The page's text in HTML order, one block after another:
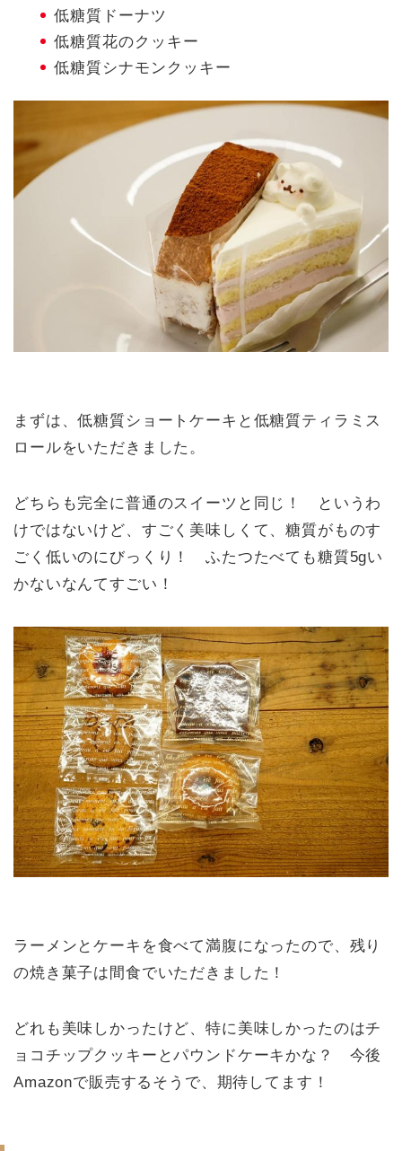
低糖質ドーナツ
低糖質花のクッキー
低糖質シナモンクッキー
まずは、低糖質ショートケーキと低糖質ティラミス
ロールをいただきました。
どちらも完全に普通のスイーツと同じ！ というわ
けではないけど、すごく美味しくて、糖質がものす
ごく低いのにびっくり！ ふたつたべても糖質5gい
かないなんてすごい！
ラーメンとケーキを食べて満腹になったので、残り
の焼き菓子は間食でいただきました！
どれも美味しかったけど、特に美味しかったのはチ
ョコチップクッキーとパウンドケーキかな？ 今後
Amazonで販売するそうで、期待してます！